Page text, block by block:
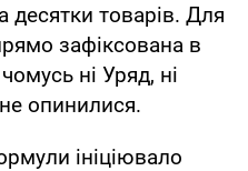
десятки товарів. Для
зафіксована в
ні Уряд, ні
опинилися.
ініціювало